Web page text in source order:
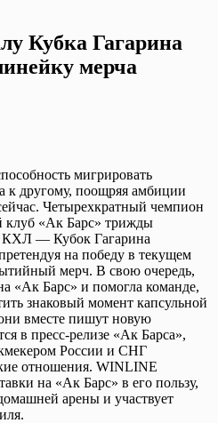
Кубка Гагарина
мерча
мигрировать
к другому, поощряя амбиции
Четырехкратный чемпион
клуб «Ак Барс» трижды
КХЛ — Кубок Гагарина
на победу в текущем
мерч. В свою очередь,
«Ак Барс» и помогла команде,
знаковый момент капсульной
вместе пишут новую
в пресс-релизе «Ак Барса»,
России и СНГ
отношения. WINLINE
на «Ак Барс» в его пользу,
арены и участвует